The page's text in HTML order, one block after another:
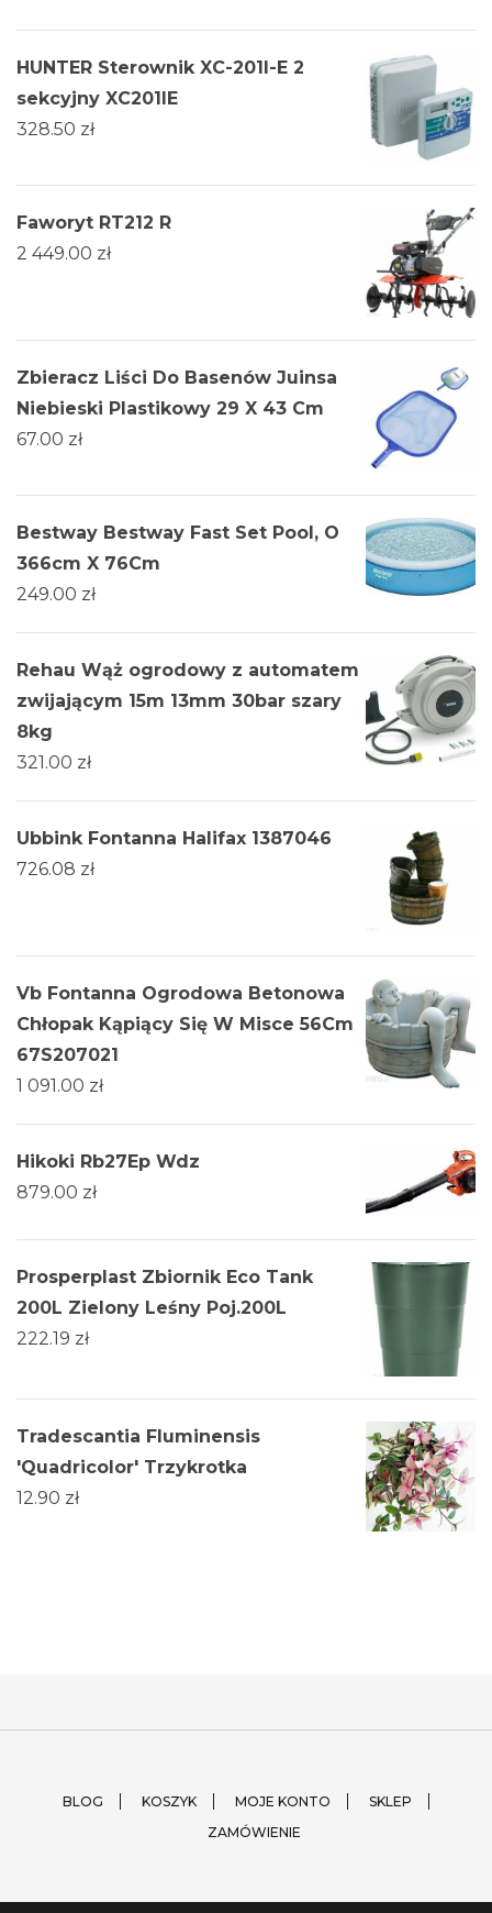
HUNTER Sterownik XC-201I-E 2
sekcyjny XC201IE
328.50 zł
Faworyt RT212 R
2 449.00 zł
Zbieracz Liści Do Basenów Juinsa
Niebieski Plastikowy 29 X 43 Cm
67.00 zł
Bestway Bestway Fast Set Pool, O
366cm X 76Cm
249.00 zł
Rehau Wąż ogrodowy z automatem
zwijającym 15m 13mm 30bar szary
8kg
321.00 zł
Ubbink Fontanna Halifax 1387046
726.08 zł
Vb Fontanna Ogrodowa Betonowa
Chłopak Kąpiący Się W Misce 56Cm
67S207021
1 091.00 zł
Hikoki Rb27Ep Wdz
879.00 zł
Prosperplast Zbiornik Eco Tank
200L Zielony Leśny Poj.200L
222.19 zł
Tradescantia Fluminensis
'Quadricolor' Trzykrotka
12.90 zł
BLOG KOSZYK MOJE KONTO
SKLEP
ZAMÓWIENIE